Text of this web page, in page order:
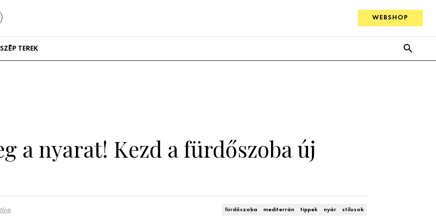
WEBSHOP
SZÉP TEREK
a nyarat! Kezd a fürdőszoba új
fürdőszoba mediterrán tippek nyár stílusok